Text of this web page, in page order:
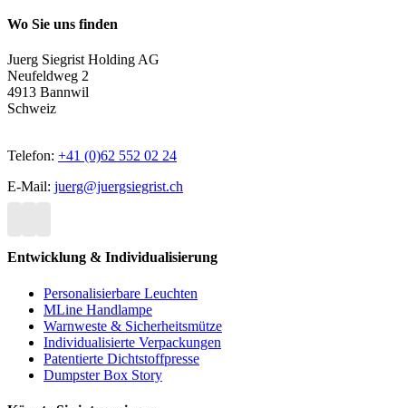
Wo Sie uns finden
Juerg Siegrist Holding AG
Neufeldweg 2
4913 Bannwil
Schweiz
Telefon: +41 (0)62 552 02 24
E-Mail: juerg@juergsiegrist.ch
Entwicklung & Individualisierung
Personalisierbare Leuchten
MLine Handlampe
Warnweste & Sicherheitsmütze
Individualisierte Verpackungen
Patentierte Dichtstoffpresse
Dumpster Box Story